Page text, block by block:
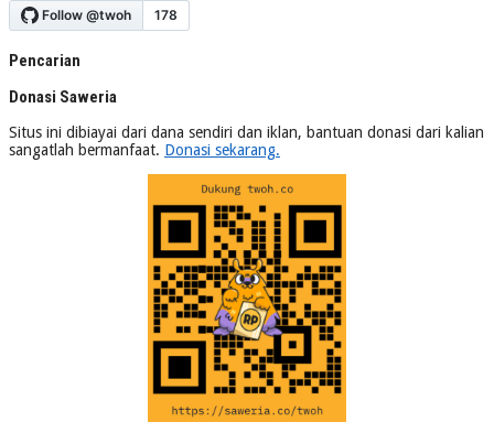
Pencarian
Donasi Saweria
Situs ini dibiayai dari dana sendiri dan iklan, bantuan donasi dari kalian
sangatlah bermanfaat. Donasi sekarang.